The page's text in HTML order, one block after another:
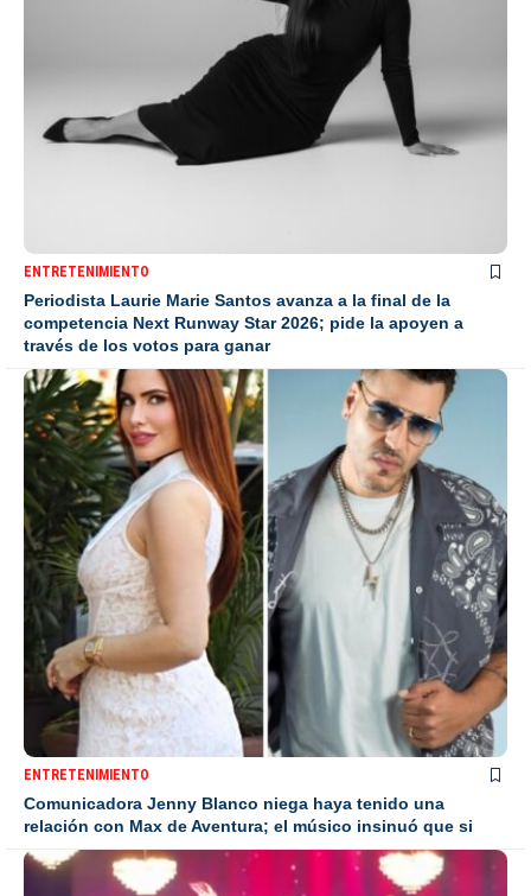
ENTRETENIMIENTO
Periodista Laurie Marie Santos avanza a la final de la
competencia Next Runway Star 2026; pide la apoyen a
través de los votos para ganar
ENTRETENIMIENTO
Comunicadora Jenny Blanco niega haya tenido una
relación con Max de Aventura; el músico insinuó que si